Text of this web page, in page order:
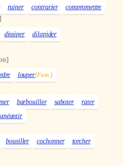
ruiner contrarier compromettre
dissiper
dilapider
louper[Fam.]
barbouiller saboter
rater
anéantir
bousiller cochonner
torcher